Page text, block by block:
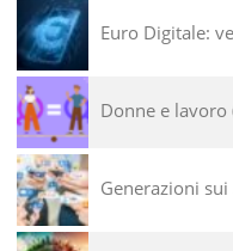
Euro Digitale:
Donne e lavoro
Generazioni sui